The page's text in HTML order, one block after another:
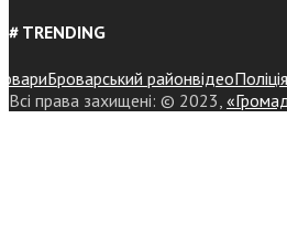
# TRENDING
Броварський районвідеоПоліція
Всі права захищені: © 2023,